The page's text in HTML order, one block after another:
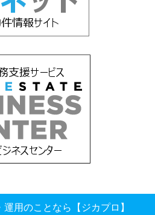
用のことなら【ジカプロ】